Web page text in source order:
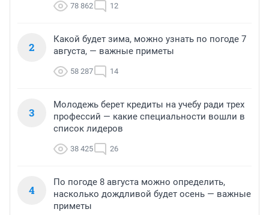
78 862 12
2
Какой будет зима, можно узнать по погоде 7
августа, — важные приметы
58 287 14
3
Молодежь берет кредиты на учебу ради трех
профессий — какие специальности вошли в
список лидеров
38 425 26
4
По погоде 8 августа можно определить,
насколько дождливой будет осень — важные
приметы